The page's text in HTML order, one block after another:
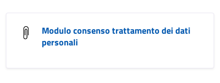
Modulo consenso trattamento dei dati
personali